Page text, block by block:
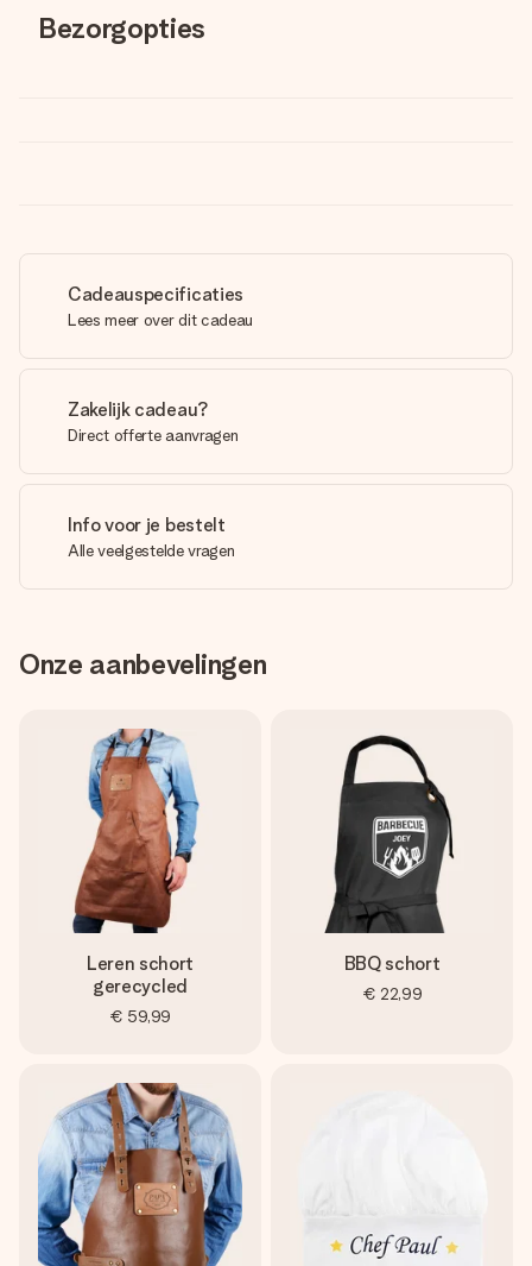
Bezorgopties
Cadeauspecificaties
Lees meer over dit cadeau
Zakelijk cadeau?
Direct offerte aanvragen
Info voor je bestelt
Alle veelgestelde vragen
Onze aanbevelingen
Leren schort
gerecycled
€ 59,99
BBQ schort
€ 22,99